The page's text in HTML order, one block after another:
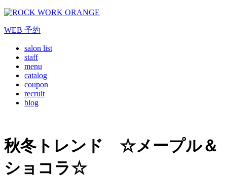
WEB 予約
salon list
staff
menu
catalog
coupon
recruit
blog
秋冬トレンド ☆メープル＆
ショコラ☆